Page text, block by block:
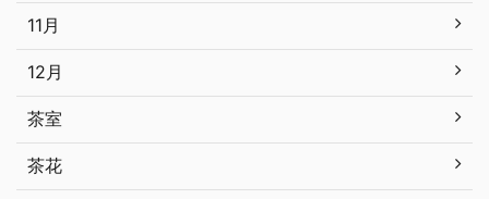
11月
12月
茶室
茶花